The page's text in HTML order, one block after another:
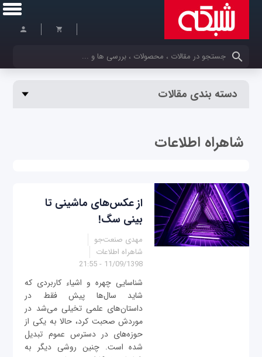
کلمات کلیدی خود را وارد کنید
دسته بندی مقالات
شاهراه اطلاعات
از عکس‌های ماشینی تا
بینی سگ!
مهدی صنعت‌جو
شاهراه اطلاعات
11/09/1398 - 21:55
شناسایی چهره و اشیاء کاربردی که
شاید سال‌ها پیش فقط در
داستان‌های علمی تخیلی می‌شد در
موردش صحبت کرد، حالا به یکی از
حوزه‌های در دسترس عموم تبدیل
شده است. چنین روشی دیگر به